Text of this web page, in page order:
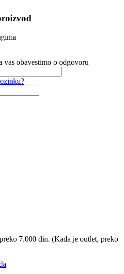
vas obavestimo o odgovoru
7.000 din. (Kada je outlet, preko